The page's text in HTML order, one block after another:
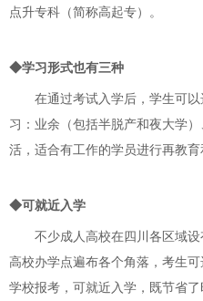
点升专科（简称高起专）。
◆学习形式也有三种
在通过考试入学后，学生可
习：业余（包括半脱产和夜大学
活，适合有工作的学员进行再教育
◆可就近入学
不少成人高校在四川各区域
高校办学点遍布各个角落，考生
学校报考，可就近入学，既节省了